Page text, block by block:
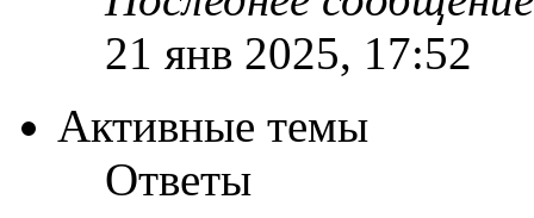
21 янв 2025, 17:52
Активные темы
Ответы